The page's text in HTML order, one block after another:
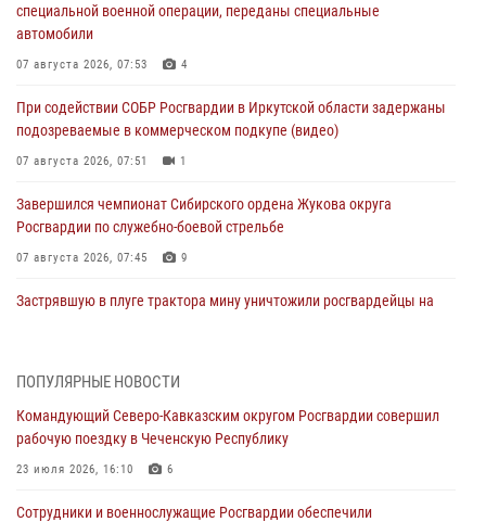
специальной военной операции, переданы специальные
автомобили
07 августа 2026, 07:53 4
При содействии СОБР Росгвардии в Иркутской области задержаны
подозреваемые в коммерческом подкупе (видео)
07 августа 2026, 07:51 1
Завершился чемпионат Сибирского ордена Жукова округа
Росгвардии по служебно-боевой стрельбе
07 августа 2026, 07:45 9
Застрявшую в плуге трактора мину уничтожили росгвардейцы на
святого праведного воина Федора Ушакова (видео)
07 августа 2026, 06:15
Народной Республики
ПОПУЛЯРНЫЕ НОВОСТИ
Командующий Северо-Кавказским округом Росгвардии совершил
рабочую поездку в Чеченскую Республику
23 июля 2026, 16:10 6
Сотрудники и военнослужащие Росгвардии обеспечили